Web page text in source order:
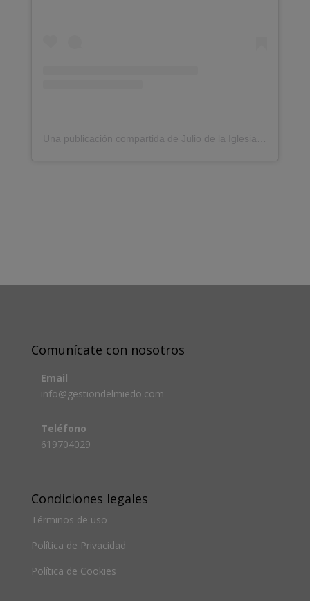
Una publicación compartida de Julio de la Iglesia (@gestiondelmiedo)
Comunícate con nosotros
Email
info@gestiondelmiedo.com
Teléfono
619704029
Condiciones legales
Términos de uso
Política de Privacidad
Política de Cookies